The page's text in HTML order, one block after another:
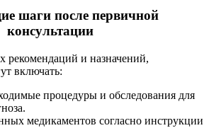
шаги после первичной
консультации
рекомендаций и назначений,
включать:
процедуры и обследования для
медикаментов согласно инструкции